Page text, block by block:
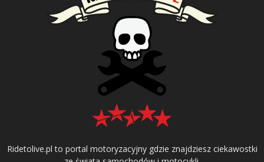
Ridetolive.pl to portal motoryzacyjny gdzie znajdziesz ciekawostki